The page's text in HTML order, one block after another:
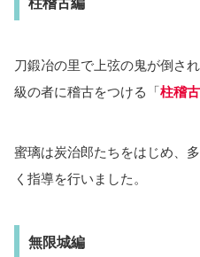
刀鍛冶の里で上弦の鬼が倒さ
級の者に稽古をつける「柱稽古
蜜璃は炭治郎たちをはじめ、
く指導を行いました。
無限城編